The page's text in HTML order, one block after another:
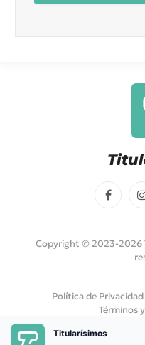
Copyright © 2023-2026
Política de Privacidad
Términos
Titularísimos